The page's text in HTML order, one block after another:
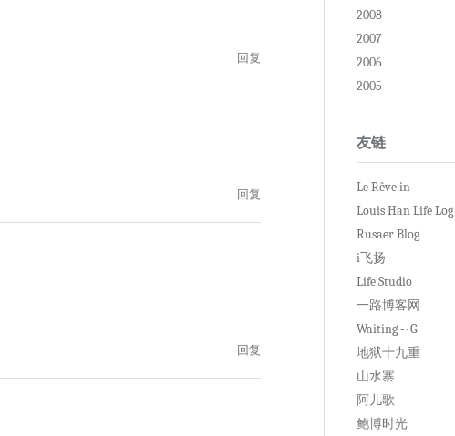
回复
回复
回复
2008
2007
2006
2005
友链
Le Rêve in
Louis Han Life Log
Rusaer Blog
i飞扬
Life Studio
一路博客网
Waiting～G
地狱十九重
山水寨
阿儿歌
鲍博时光